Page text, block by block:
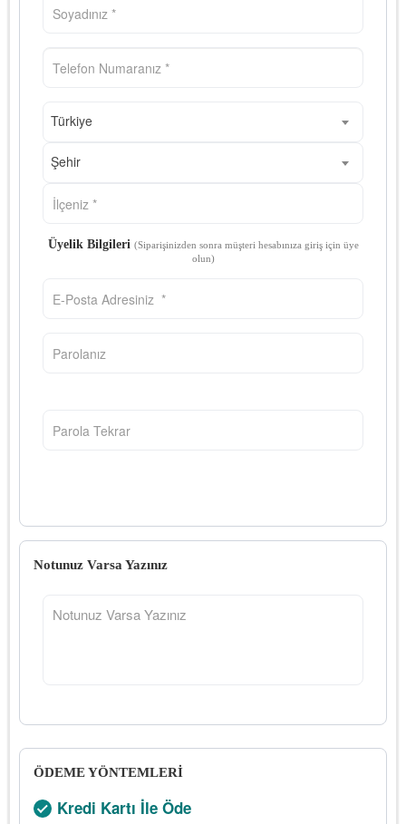
Türkiye
Şehir
Üyelik Bilgileri (Siparişinizden sonra müşteri hesabınıza giriş için üye
olun)
Notunuz Varsa Yazınız
ÖDEME YÖNTEMLERİ
Kredi Kartı İle Öde